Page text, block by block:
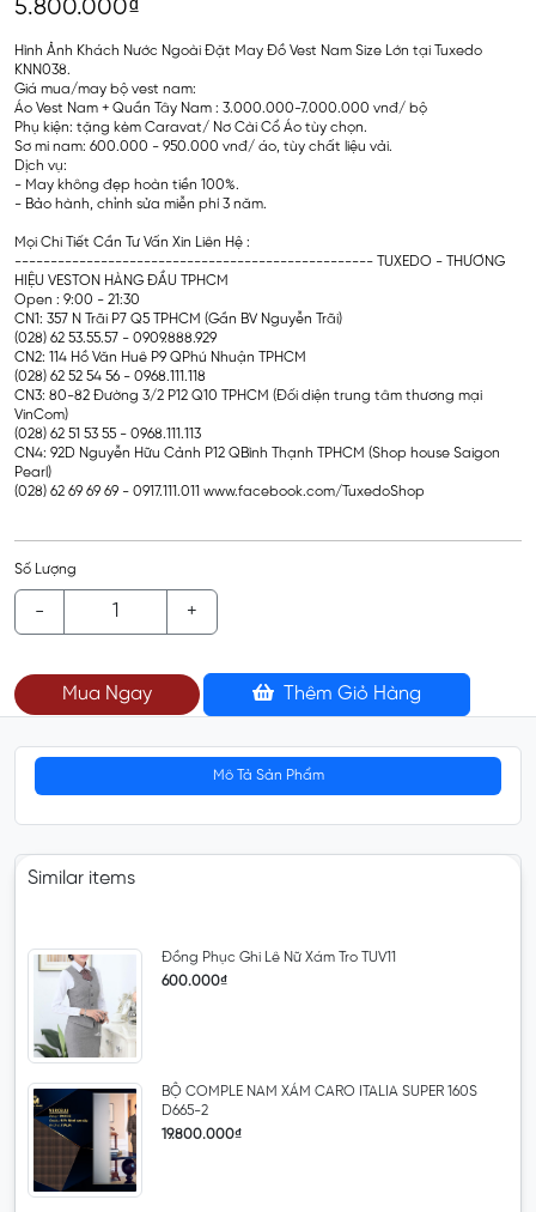
5.800.000₫
Hình Ảnh Khách Nước Ngoài Đặt May Đồ Vest Nam Size Lớn tại Tuxedo
KNN038.
Giá mua/may bộ vest nam:
Áo Vest Nam + Quần Tây Nam : 3.000.000-7.000.000 vnđ/ bộ
Phụ kiện: tặng kèm Caravat/ Nơ Cài Cổ Áo tùy chọn.
Sơ mi nam: 600.000 - 950.000 vnđ/ áo, tùy chất liệu vải.
Dịch vụ:
- May không đẹp hoàn tiền 100%.
- Bảo hành, chỉnh sửa miễn phí 3 năm.
Mọi Chi Tiết Cần Tư Vấn Xin Liên Hệ :
-------------------------------------------------- TUXEDO - THƯƠNG
HIỆU VESTON HÀNG ĐẦU TPHCM
Open : 9:00 - 21:30
CN1: 357 N Trãi P7 Q5 TPHCM (Gần BV Nguyễn Trãi)
(028) 62 53.55.57 - 0909.888.929
CN2: 114 Hồ Văn Huê P9 QPhú Nhuận TPHCM
(028) 62 52 54 56 - 0968.111.118
CN3: 80-82 Đường 3/2 P12 Q10 TPHCM (Đối diện trung tâm thương mại
VinCom)
(028) 62 51 53 55 - 0968.111.113
CN4: 92D Nguyễn Hữu Cảnh P12 QBình Thạnh TPHCM (Shop house Saigon
Pearl)
(028) 62 69 69 69 - 0917.111.011 www.facebook.com/TuxedoShop
Số Lượng
- +
Mua Ngay Thêm Giỏ Hàng
Mô Tả Sản Phẩm
Similar items
Đồng Phục Ghi Lê Nữ Xám Tro TUV11
600.000₫
BỘ COMPLE NAM XÁM CARO ITALIA SUPER 160S
D665-2
19.800.000₫